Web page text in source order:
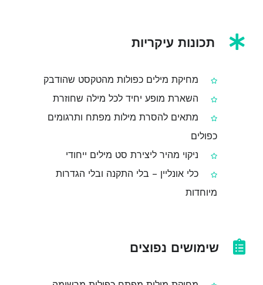
תכונות עיקריות
מחיקת מילים כפולות מהטקסט שהודבק
השארת מופע יחיד לכל מילה שחוזרת
מתאים להסרת מילות מפתח ותרגומים
כפולים
ניקוי מהיר ליצירת סט מילים ייחודי
כלי אונליין – בלי התקנה ובלי הגדרות
מיוחדות
שימושים נפוצים